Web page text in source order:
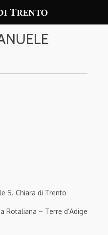
S. Chiara di Trento
Rotaliana – Terre d’Adige